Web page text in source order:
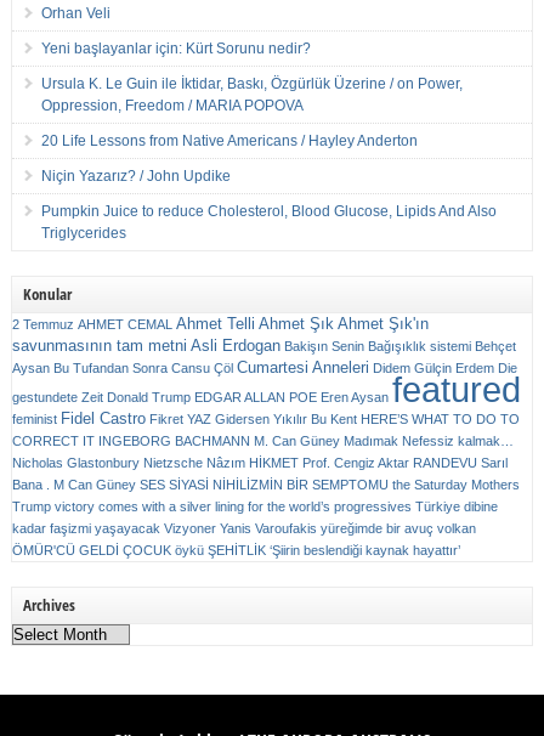
Orhan Veli
Yeni başlayanlar için: Kürt Sorunu nedir?
Ursula K. Le Guin ile İktidar, Baskı, Özgürlük Üzerine / on Power,
Oppression, Freedom / MARIA POPOVA
20 Life Lessons from Native Americans / Hayley Anderton
Niçin Yazarız? / John Updike
Pumpkin Juice to reduce Cholesterol, Blood Glucose, Lipids And Also
Triglycerides
Konular
2 Temmuz AHMET CEMAL Ahmet Telli Ahmet Şık Ahmet Şık'ın
savunmasının tam metni Asli Erdogan Bakişın Senin Bağışıklık sistemi Behçet
Aysan Bu Tufandan Sonra Cansu Çöl Cumartesi Anneleri Didem Gülçin Erdem Die
gestundete Zeit Donald Trump EDGAR ALLAN POE Eren Aysan featured
feminist Fidel Castro Fikret YAZ Gidersen Yıkılır Bu Kent HERE’S WHAT TO DO TO
CORRECT IT INGEBORG BACHMANN M. Can Güney Madımak Nefessiz kalmak…
Nicholas Glastonbury Nietzsche Nâzım HİKMET Prof. Cengiz Aktar RANDEVU Sarıl
Bana . M Can Güney SES SİYASİ NİHİLİZMİN BİR SEMPTOMU the Saturday Mothers
Trump victory comes with a silver lining for the world’s progressives Türkiye dibine
kadar faşizmi yaşayacak Vizyoner Yanis Varoufakis yüreğimde bir avuç volkan
ÖMÜR'CÜ GELDİ ÇOCUK öykü ŞEHİTLİK ‘Şiirin beslendiği kaynak hayattır’
Archives
Archives